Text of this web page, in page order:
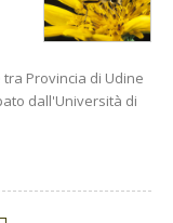
Provincia di Udine
dall'Università di